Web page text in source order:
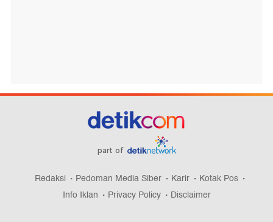
part of
Redaksi Pedoman Media Siber Karir
Kotak Pos
Info Iklan
Privacy Policy Disclaimer